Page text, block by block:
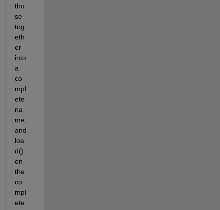
tho
se
tog
eth
er
into
a
co
mpl
ete
na
me,
and
loa
d()
on
the
co
mpl
ete